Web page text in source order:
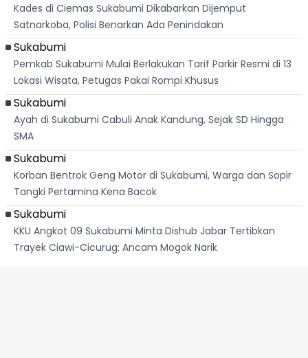
Kades di Ciemas Sukabumi Dikabarkan Dijemput
Satnarkoba, Polisi Benarkan Ada Penindakan
Sukabumi
Pemkab Sukabumi Mulai Berlakukan Tarif Parkir Resmi di 13
Lokasi Wisata, Petugas Pakai Rompi Khusus
Sukabumi
Ayah di Sukabumi Cabuli Anak Kandung, Sejak SD Hingga
SMA
Sukabumi
Korban Bentrok Geng Motor di Sukabumi, Warga dan Sopir
Tangki Pertamina Kena Bacok
Sukabumi
KKU Angkot 09 Sukabumi Minta Dishub Jabar Tertibkan
Trayek Ciawi-Cicurug: Ancam Mogok Narik